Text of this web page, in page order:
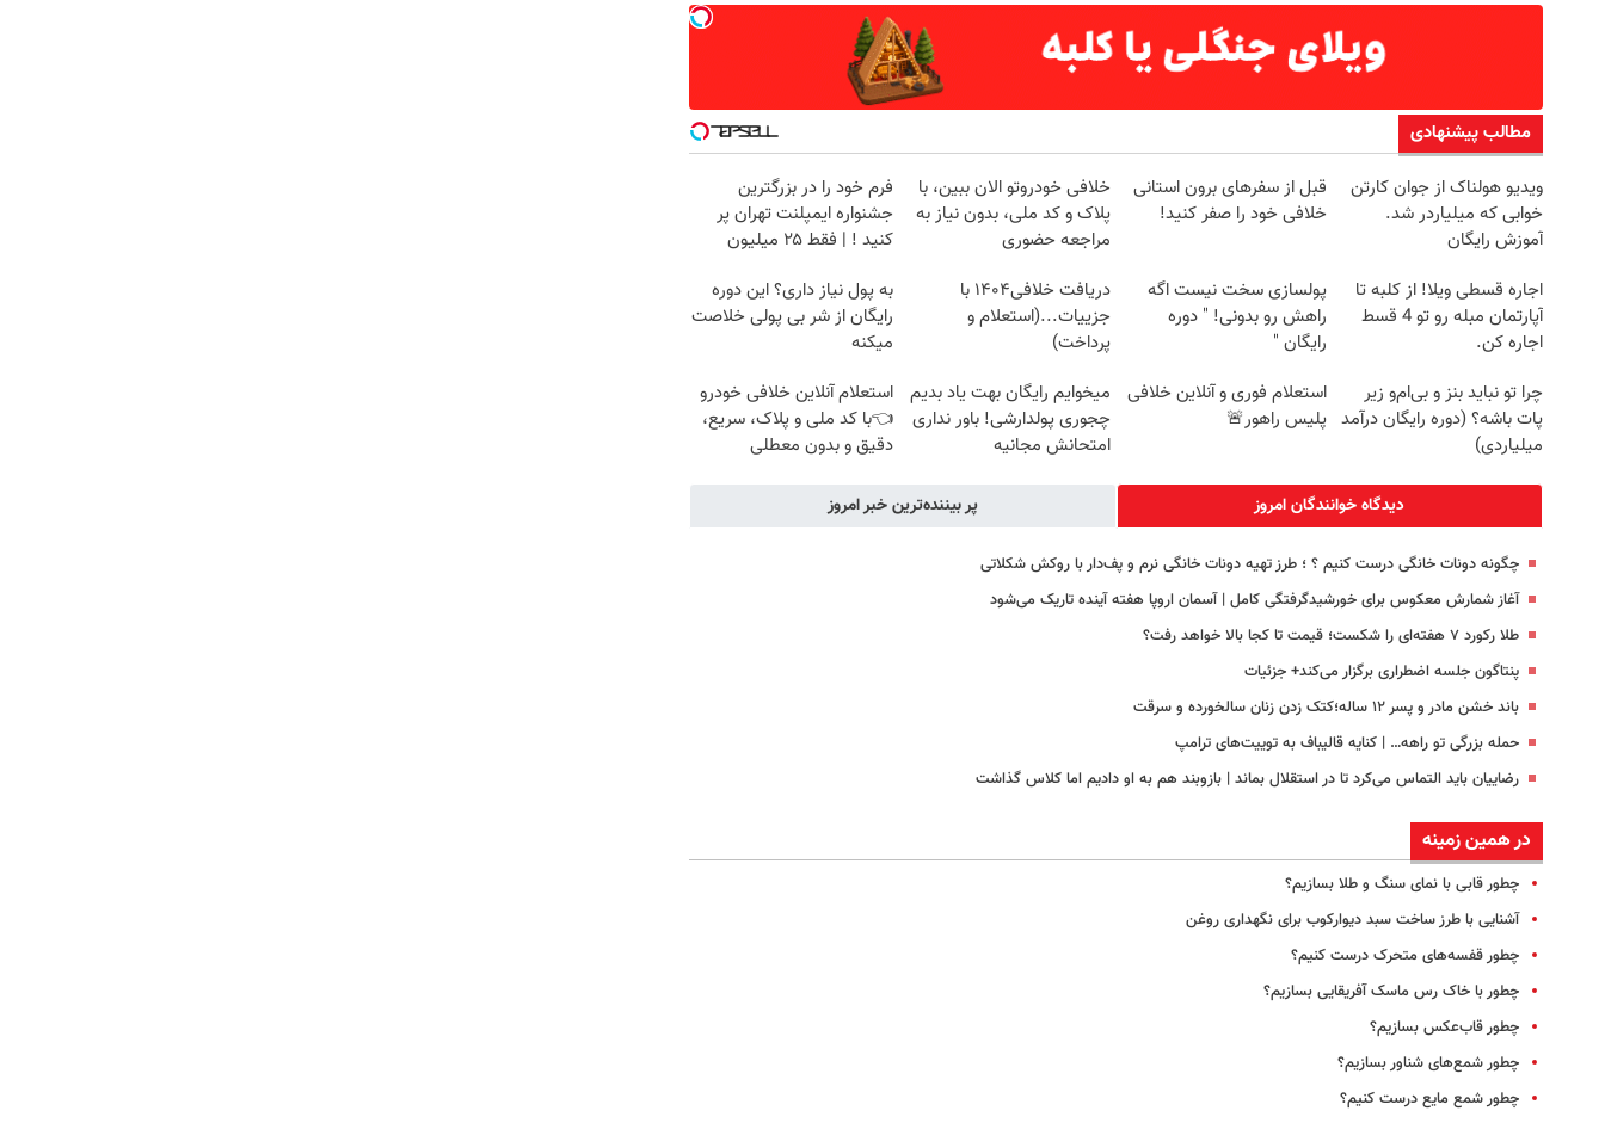
مطالب پیشنهادی
ویدیو هولناک از جوان کارتن
خوابی که میلیاردر شد.
آموزش رایگان
قبل از سفرهای برون استانی
خلافی خود را صفر کنید!
خلافی خودروتو الان ببین، با
پلاک و کد ملی، بدون نیاز به
مراجعه حضوری
فرم خود را در بزرگترین
جشنواره ایمپلنت تهران پر
کنید ! | فقط ۲۵ میلیون
اجاره‌ قسطی ویلا! از کلبه تا
آپارتمان مبله رو تو 4 قسط
اجاره کن.
پولسازی سخت نیست اگه
راهش رو بدونی! " دوره
رایگان "
دریافت خلافی۱۴۰۴ با
جزییات...(استعلام و
پرداخت)
به پول نیاز داری؟ این دوره
رایگان از شر بی پولی خلاصت
میکنه
چرا تو نباید بنز و بی‌ام‌و زیر
پات باشه؟ (دوره رایگان درآمد
میلیاردی)
استعلام فوری و آنلاین خلافی
پلیس راهور🚨
میخوایم رایگان بهت یاد بدیم
چجوری پولدارشی! باور نداری
امتحانش مجانیه
استعلام آنلاین خلافی خودرو
👈با کد ملی و پلاک، سریع،
دقیق و بدون معطلی
دیدگاه خوانندگان امروز پر بیننده‌ترین خبر امروز
چگونه دونات خانگی درست کنیم ؟ ؛ طرز تهیه دونات خانگی نرم و پف‌دار با روکش شکلاتی
آغاز شمارش معکوس برای خورشیدگرفتگی کامل | آسمان اروپا هفته آینده تاریک می‌شود
طلا رکورد ۷ هفته‌ای را شکست؛ قیمت تا کجا بالا خواهد رفت؟
پنتاگون جلسه اضطراری برگزار می‌کند+ جزئیات
باند خشن مادر و پسر ۱۲ ساله؛‌کتک زدن زنان‌ سالخورده و سرقت
حمله بزرگی تو راهه… | کنایه قالیباف به توییت‌های ترامپ
رضاییان باید التماس می‌کرد تا در استقلال بماند | بازوبند هم به او دادیم اما کلاس گذاشت
در همین زمینه
چطور قابی با نمای سنگ و طلا بسازیم؟
آشنایی با طرز ساخت سبد دیوارکوب برای نگهداری روغن‌
چطور قفسه‌های متحرک درست کنیم؟
چطور با خاک رس ماسک‌ آفریقایی بسازیم؟
چطور قاب‌عکس بسازیم؟
چطور شمع‌های شناور بسازیم؟
چطور شمع مایع درست کنیم؟